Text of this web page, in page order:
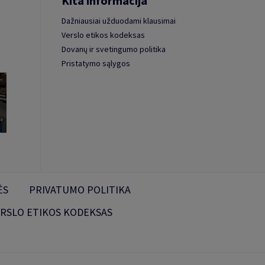
Dažniausiai užduodami klausimai
Verslo etikos kodeksas
Dovanų ir svetingumo politika
Pristatymo sąlygos
PRIVATUMO POLITIKA
ETIKOS KODEKSAS